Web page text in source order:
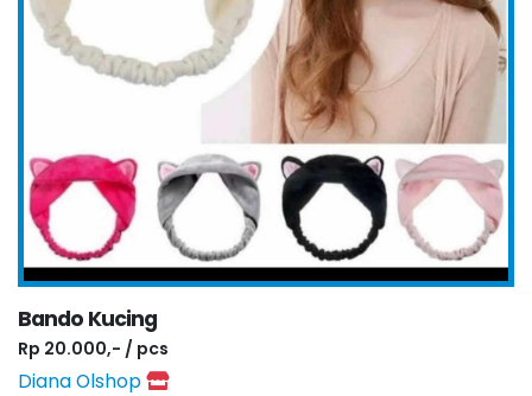
Bando Kucing
Rp 20.000,- / pcs
Diana Olshop